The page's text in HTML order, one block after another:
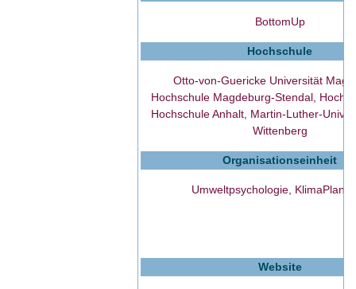
BottomUp
Hochschule
Otto-von-Guericke Universität
Hochschule Magdeburg-Stendal,
Hochschule Anhalt, Martin-Luther-
Wittenberg
Organisationseinheit
Umweltpsychologie,
Website